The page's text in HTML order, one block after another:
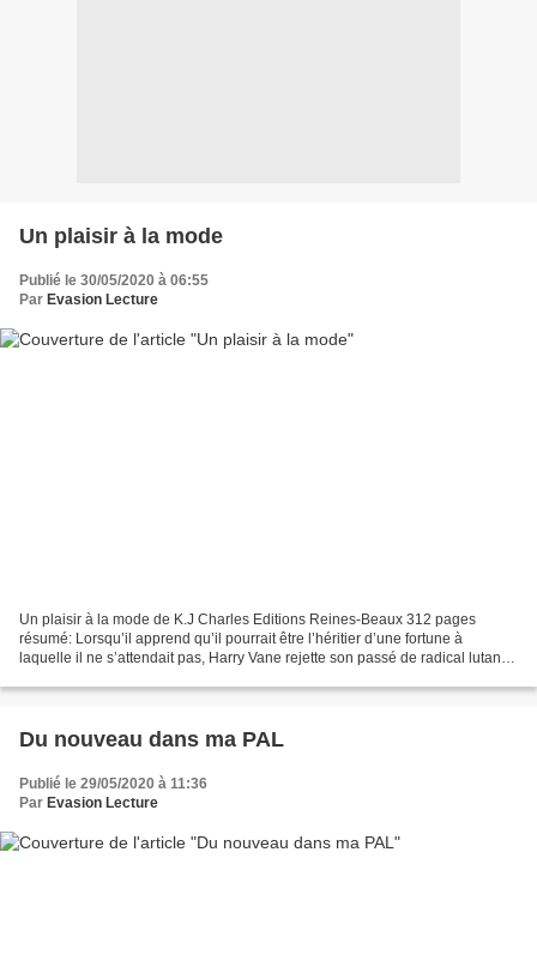
Un plaisir à la mode
Publié le 30/05/2020 à 06:55
Par Evasion Lecture
Un plaisir à la mode de K.J Charles Editions Reines-Beaux 312 pages
résumé: Lorsqu’il apprend qu’il pourrait être l’héritier d’une fortune à
laquelle il ne s’attendait pas, Harry Vane rejette son passé de radical lutant
Du nouveau dans ma PAL
Publié le 29/05/2020 à 11:36
Par Evasion Lecture